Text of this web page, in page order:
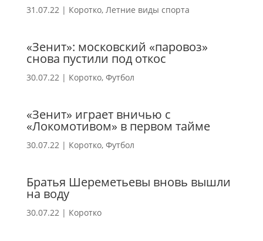
31.07.22| Коротко, Летние виды спорта
«Зенит»: московский «паровоз»
снова пустили под откос
30.07.22| Коротко, Футбол
«Зенит» играет вничью с
«Локомотивом» в первом тайме
30.07.22| Коротко, Футбол
Братья Шереметьевы вновь вышли
на воду
30.07.22| Коротко